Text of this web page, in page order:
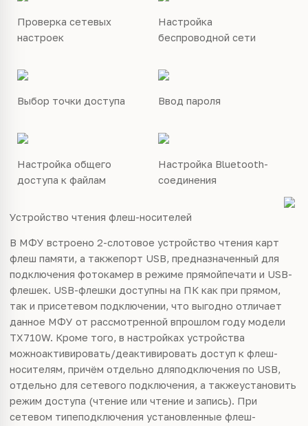
Проверка сетевых
настроек
Настройка
беспроводной сети
Выбор точки доступа Ввод пароля
Настройка общего
доступа к файлам
Настройка Bluetooth-
соединения
Устройство чтения флеш-носителей
В МФУ встроено 2-слотовое устройство чтения карт
флеш памяти, а такжепорт USB, предназначенный для
подключения фотокамер в режиме прямойпечати и USB-
флешек. USB-флешки доступны на ПК как при прямом,
так и присетевом подключении, что выгодно отличает
данное МФУ от рассмотренной впрошлом году модели
TX710W. Кроме того, в настройках устройства
можноактивировать/деактивировать доступ к флеш-
носителям, причём отдельно дляподключения по USB,
отдельно для сетевого подключения, а такжеустановить
режим доступа (чтение или чтение и запись). При
сетевом типеподключения установленные флеш-